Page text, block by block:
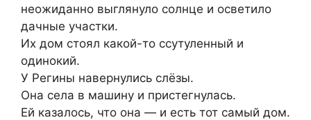
неожиданно выглянуло солнце и осветило
дачные участки.
Их дом стоял какой-то ссутуленный и
одинокий.
У Регины навернулись слёзы.
Она села в машину и пристегнулась.
Ей казалось, что она — и есть тот самый дом.